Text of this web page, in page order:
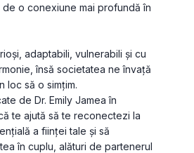
o conexiune mai profundă în
adaptabili, vulnerabili și cu
însă societatea ne învață
loc să o simțim.
de Dr. Emily Jamea în
te ajută să te reconectezi la
a ființei tale și să
în cuplu, alături de partenerul